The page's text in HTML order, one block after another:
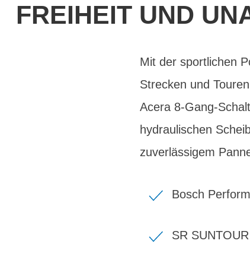
FREIHEIT UND
Mit der sportlichen
Strecken und
Acera 8-Gang-
hydraulischen
zuverlässigem
Bosch
SR